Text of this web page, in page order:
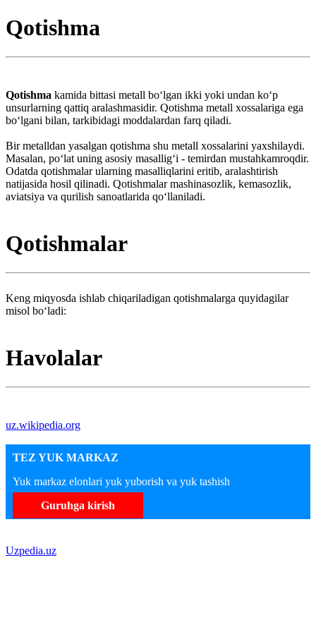
Qotishma
Qotishma kamida bittasi metall boʻlgan ikki yoki undan koʻp
unsurlarning qattiq aralashmasidir. Qotishma metall xossalariga ega
boʻlgani bilan, tarkibidagi moddalardan farq qiladi.
Bir metalldan yasalgan qotishma shu metall xossalarini yaxshilaydi.
Masalan, poʻlat uning asosiy masalligʻi - temirdan mustahkamroqdir.
Odatda qotishmalar ularning masalliqlarini eritib, aralashtirish
natijasida hosil qilinadi. Qotishmalar mashinasozlik, kemasozlik,
aviatsiya va qurilish sanoatlarida qoʻllaniladi.
Qotishmalar
Keng miqyosda ishlab chiqariladigan qotishmalarga quyidagilar
misol boʻladi:
Havolalar
uz.wikipedia.org
TEZ YUK MARKAZ
Yuk markaz elonlari yuk yuborish va yuk tashish
Guruhga kirish
Uzpedia.uz